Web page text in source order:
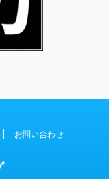
お問い合わせ